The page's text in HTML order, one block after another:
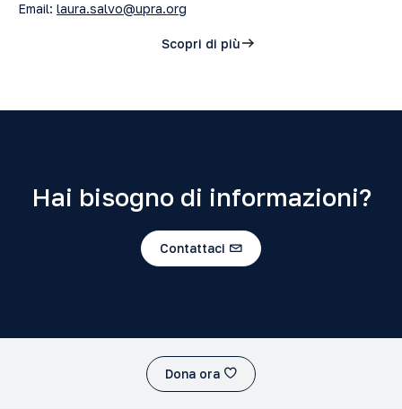
Email: laura.salvo@upra.org
Scopri di più
Hai bisogno di informazioni?
Contattaci
Dona ora